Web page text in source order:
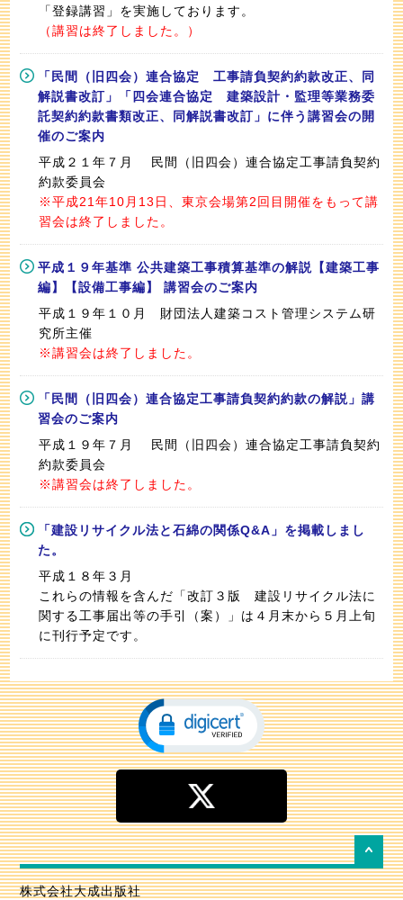
「登録講習」を実施しております。
（講習は終了しました。）
「民間（旧四会）連合協定 工事請負契約約款改正、同
解説書改訂」「四会連合協定 建築設計・監理等業務委
託契約約款書類改正、同解説書改訂」に伴う講習会の開
催のご案内
平成２１年７月 民間（旧四会）連合協定工事請負契約
約款委員会
※平成21年10月13日、東京会場第2回目開催をもって講
習会は終了しました。
平成１９年基準 公共建築工事積算基準の解説【建築工事
編】【設備工事編】 講習会のご案内
平成１９年１０月 財団法人建築コスト管理システム研
究所主催
※講習会は終了しました。
「民間（旧四会）連合協定工事請負契約約款の解説」講
習会のご案内
平成１９年７月 民間（旧四会）連合協定工事請負契約
約款委員会
※講習会は終了しました。
「建設リサイクル法と石綿の関係Q&A」を掲載しまし
た。
平成１８年３月
これらの情報を含んだ「改訂３版 建設リサイクル法に
関する工事届出等の手引（案）」は４月末から５月上旬
に刊行予定です。
株式会社大成出版社